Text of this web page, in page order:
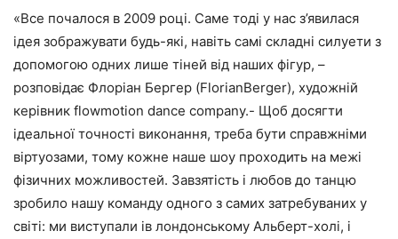
«Все почалося в 2009 році. Саме тоді у нас з’явилася
ідея зображувати будь-які, навіть самі складні силуети з
допомогою одних лише тіней від наших фігур, –
розповідає Флоріан Бергер (FlorianBerger), художній
керівник flowmotion dance company.- Щоб досягти
ідеальної точності виконання, треба бути справжніми
віртуозами, тому кожне наше шоу проходить на межі
фізичних можливостей. Завзятість і любов до танцю
зробило нашу команду одного з самих затребуваних у
світі: ми виступали ів лондонському Альберт-холі, і